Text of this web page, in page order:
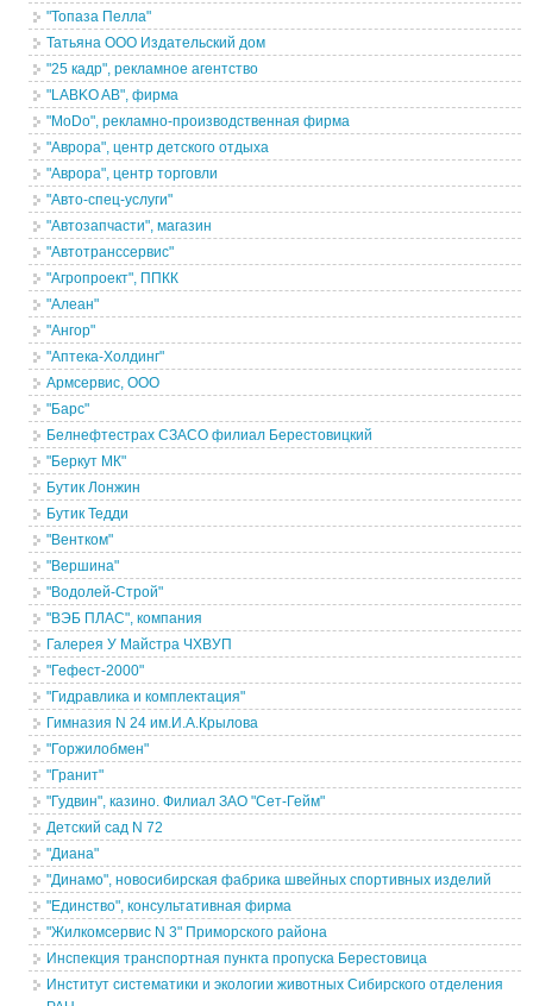
"Топаза Пелла"
Татьяна ООО Издательский дом
"25 кадр", рекламное агентство
"LABKO AB", фирма
"MoDo", рекламно-производственная фирма
"Аврора", центр детского отдыха
"Аврора", центр торговли
"Авто-спец-услуги"
"Автозапчасти", магазин
"Автотранссервис"
"Агропроект", ППКК
"Алеан"
"Ангор"
"Аптека-Холдинг"
Армсервис, ООО
"Барс"
Белнефтестрах СЗАСО филиал Берестовицкий
"Беркут МК"
Бутик Лонжин
Бутик Тедди
"Вентком"
"Вершина"
"Водолей-Строй"
"ВЭБ ПЛАС", компания
Галерея У Майстра ЧХВУП
"Гефест-2000"
"Гидравлика и комплектация"
Гимназия N 24 им.И.А.Крылова
"Горжилобмен"
"Гранит"
"Гудвин", казино. Филиал ЗАО "Сет-Гейм"
Детский сад N 72
"Диана"
"Динамо", новосибирская фабрика швейных спортивных изделий
"Единство", консультативная фирма
"Жилкомсервис N 3" Приморского района
Инспекция транспортная пункта пропуска Берестовица
Институт систематики и экологии животных Сибирского отделения